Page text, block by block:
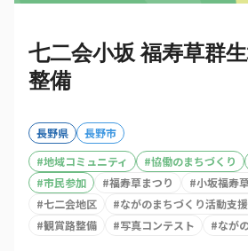
七二会小坂 福寿草群
整備
長野県
長野市
#地域コミュニティ #協働のまちづくり
#市民参加 #福寿草まつり #小坂福寿
#七二会地区 #ながのまちづくり活動支
#観賞路整備 #写真コンテスト #なが